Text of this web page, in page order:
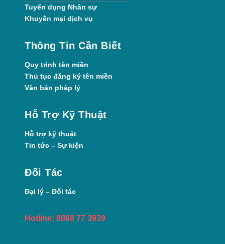
Tuyển dụng Nhân sự
Khuyến mại dịch vụ
Thông Tin Cần Biết
Quy trình tên miền
Thủ tục đăng ký tên miền
Văn bản pháp lý
Hỗ Trợ Kỹ Thuật
Hỗ trợ kỹ thuật
Tin tức – Sự kiện
Đối Tác
Đại lý – Đối tác
Hotline: 0868 77 3939